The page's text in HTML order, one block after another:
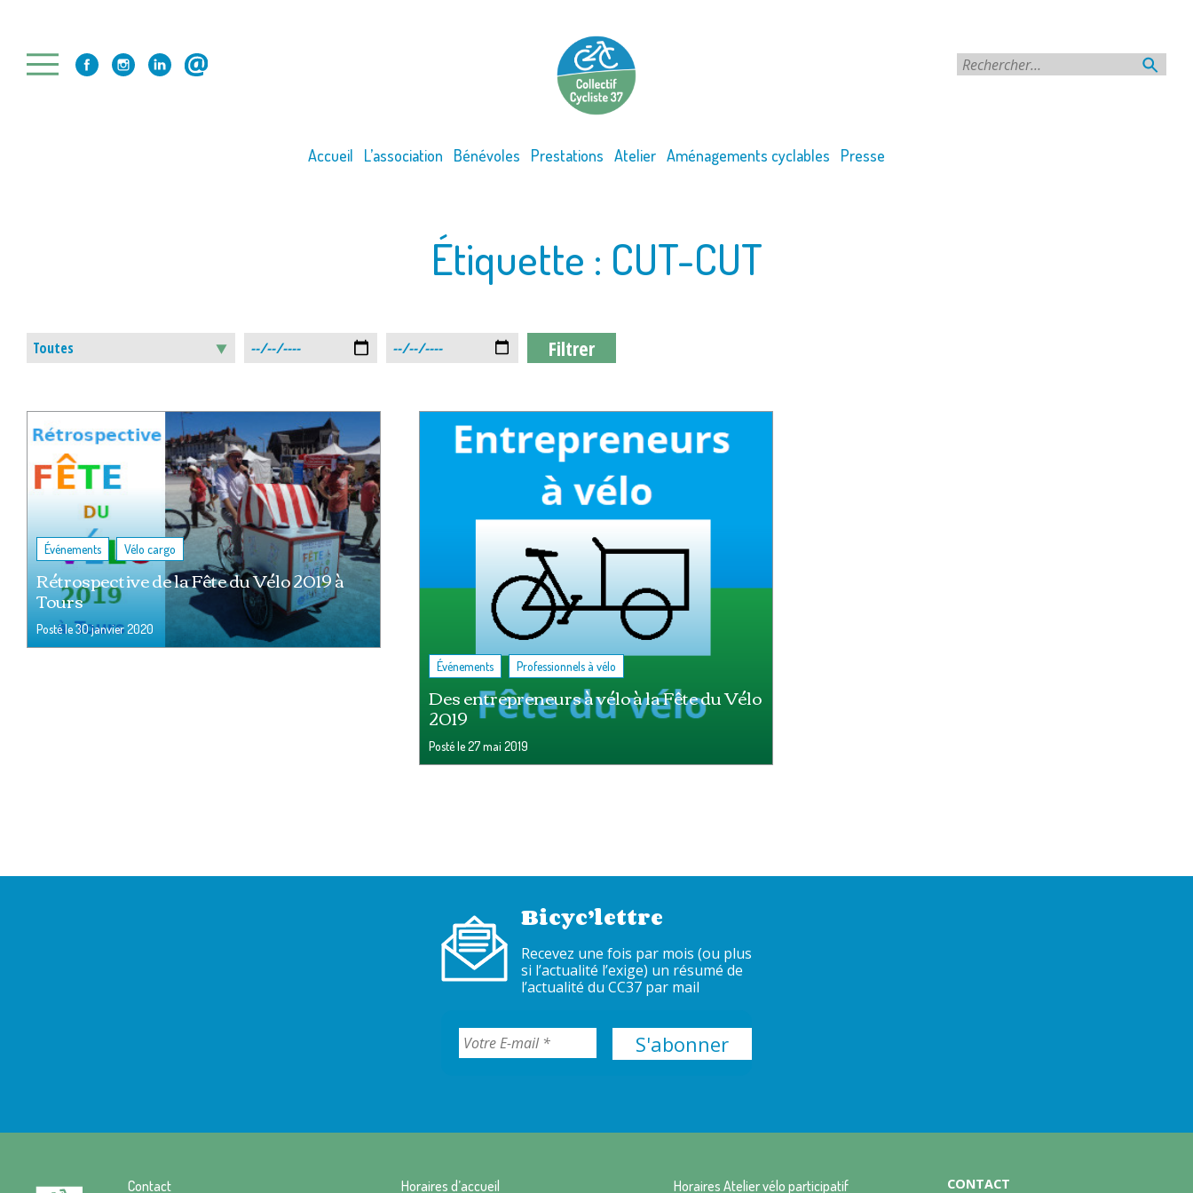
content
Accueil L’association Bénévoles Prestations Atelier Aménagements cyclables Presse
Étiquette : CUT-CUT
Événements Vélo cargo
Rétrospective de la Fête du Vélo 2019 à
Tours
Posté le30 janvier 2020
Événements Professionnels à vélo
Des entrepreneurs à vélo à la Fête du Vélo
2019
Posté le27 mai 2019
Bicyc’lettre
Recevez une fois par mois (ou plus
si l’actualité l’exige) un résumé de
l’actualité du CC37 par mail
Contact Horaires d’accueil Horaires Atelier vélo participatif CONTACT